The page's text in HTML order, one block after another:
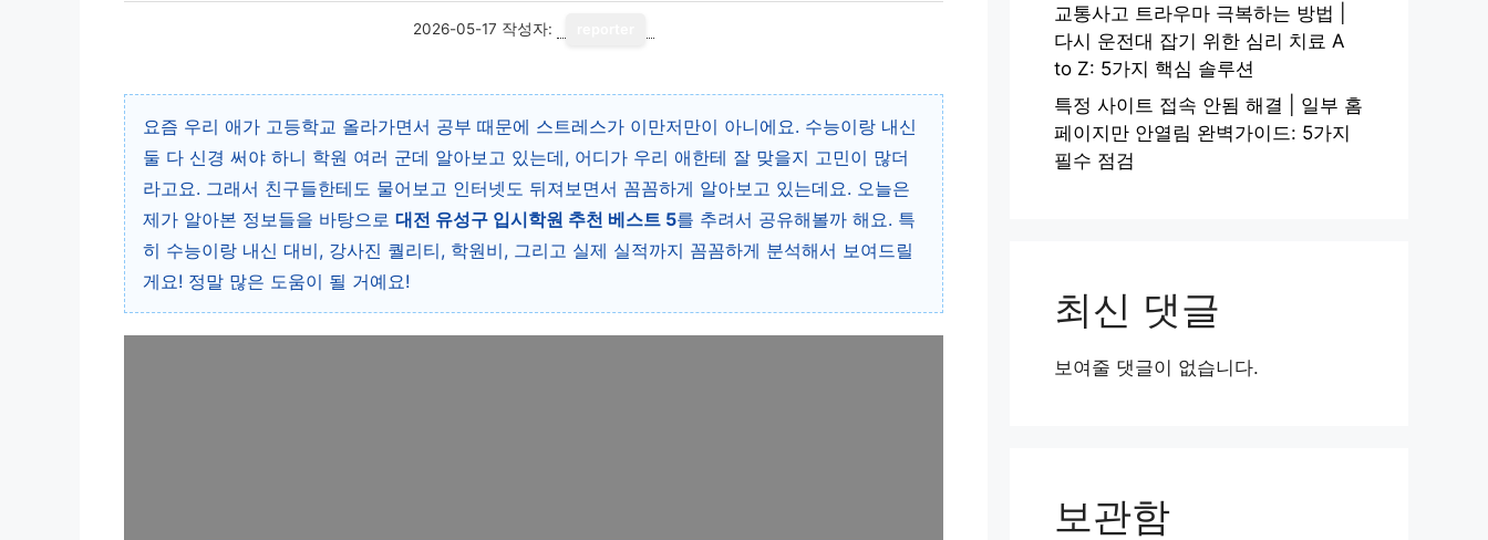
2026-05-17 작성자:
요즘 우리 애가 고등학교 올라가면서 공부 때문에 스트레스가 이만저만이 아니에요. 수능이랑 내신
둘 다 신경 써야 하니 학원 여러 군데 알아보고 있는데, 어디가 우리 애한테 잘 맞을지 고민이 많더
라고요. 그래서 친구들한테도 물어보고 인터넷도 뒤져보면서 꼼꼼하게 알아보고 있는데요. 오늘은
제가 알아본 정보들을 바탕으로 대전 유성구 입시학원 추천 베스트 5를 추려서 공유해볼까 해요. 특
히 수능이랑 내신 대비, 강사진 퀄리티, 학원비, 그리고 실제 실적까지 꼼꼼하게 분석해서 보여드릴
게요! 정말 많은 도움이 될 거예요!
교통사고 트라우마 극복하는 방법 |
다시 운전대 잡기 위한 심리 치료 A
to Z: 5가지 핵심 솔루션
특정 사이트 접속 안됨 해결 | 일부 홈
페이지만 안열림 완벽가이드: 5가지
필수 점검
최신 댓글
보여줄 댓글이 없습니다.
보관함